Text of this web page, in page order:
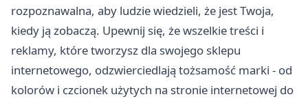
rozpoznawalna, aby ludzie wiedzieli, że jest Twoja,
kiedy ją zobaczą. Upewnij się, że wszelkie treści i
reklamy, które tworzysz dla swojego sklepu
internetowego, odzwierciedlają tożsamość marki - od
kolorów i czcionek użytych na stronie internetowej do